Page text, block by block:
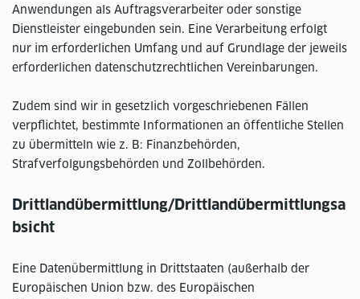
Anwendungen als Auftragsverarbeiter oder sonstige
Dienstleister eingebunden sein. Eine Verarbeitung erfolgt
nur im erforderlichen Umfang und auf Grundlage der jeweils
erforderlichen datenschutzrechtlichen Vereinbarungen.
Zudem sind wir in gesetzlich vorgeschriebenen Fällen
verpflichtet, bestimmte Informationen an öffentliche Stellen
zu übermitteln wie z. B: Finanzbehörden,
Strafverfolgungsbehörden und Zollbehörden.
Drittlandübermittlung/Drittlandübermittlungsa
bsicht
Eine Datenübermittlung in Drittstaaten (außerhalb der
Europäischen Union bzw. des Europäischen